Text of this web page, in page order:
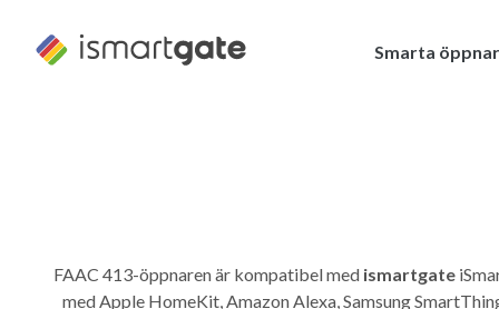
innehåll
Smarta
FAAC 413-öppnaren är kompatibel med ismartgate
med Apple HomeKit, Amazon Alexa, Samsung